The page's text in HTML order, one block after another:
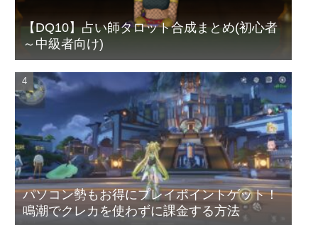
【DQ10】占い師タロット合成まとめ(初心者
～中級者向け)
パソコン勢もお得にプレイポイントゲット！
鳴潮でクレカを使わずに課金する方法